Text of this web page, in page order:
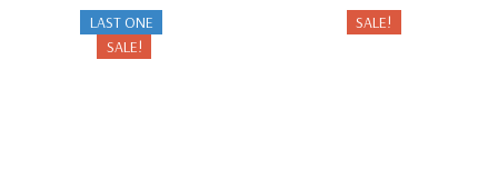
LAST ONE
SALE!
SALE!